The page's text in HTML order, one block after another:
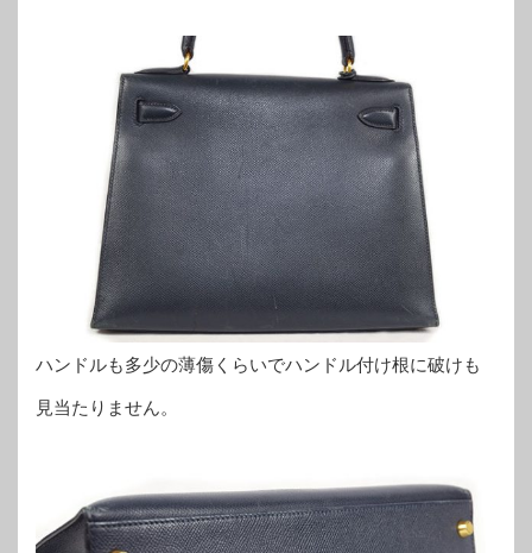
ハンドルも多少の薄傷くらいでハンドル付け根に破けも
見当たりません。